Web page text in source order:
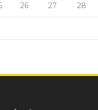
26 27 28